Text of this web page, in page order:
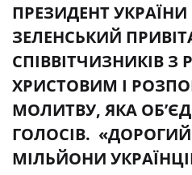
ПРЕЗИДЕНТ
ЗЕЛЕНСЬКИЙ
СПІВВІТЧИЗНИКІВ З
ХРИСТОВИМ І
МОЛИТВУ, ЯКА
ГОЛОСІВ.
МІЛЬЙОНИ